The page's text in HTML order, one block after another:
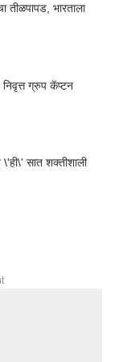
तीळपापड, भारताला
ग्रुप कॅप्टन
\'ही\' सात शक्तीशाली